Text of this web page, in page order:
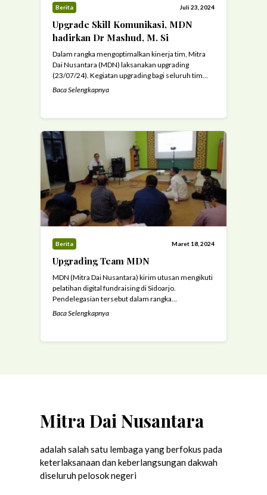
Berita Juli 23, 2024
Upgrade Skill Komunikasi, MDN
hadirkan Dr Mashud, M. Si
Dalam rangka mengoptimalkan kinerja tim, Mitra
Dai Nusantara (MDN) laksanakan upgrading
(23/07/24). Kegiatan upgrading bagi seluruh tim
Mitra Dai Nusantara (MDN) kali ini mendatangkan
Luqman Al Hakim (STAIL) Surabaya. Dalam
pertemuan kali ini Dr. Mashud memaparkan terkait
strategi komunikasi khususnya dalam konteks
fundraising. ...
Read more
Baca Selengkapnya
Berita Maret 18, 2024
Upgrading Team MDN
MDN (Mitra Dai Nusantara) kirim utusan mengikuti
pelatihan digital fundraising di Sidoarjo.
Pendelegasian tersebut dalam rangka
meningkatkan skill team MDN. (17/03/2024)
mengikuti Pelatihan Digital Fundraising. Pelatihan
Baca Selengkapnya
Mitra Dai Nusantara
adalah salah satu lembaga yang berfokus pada
keterlaksanaan dan keberlangsungan dakwah
diseluruh pelosok negeri